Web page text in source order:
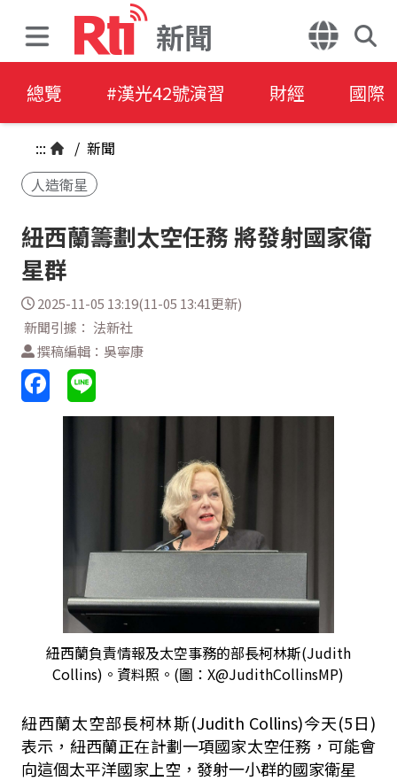
新聞
總覽 #漢光42號演習 財經 國際
::: / 新聞
人造衛星
紐西蘭籌劃太空任務 將發射國家衛
星群
2025-11-05 13:19(11-05 13:41更新)
新聞引據： 法新社
撰稿編輯：吳寧康
紐西蘭負責情報及太空事務的部長柯林斯(Judith
Collins)。資料照。(圖：X@JudithCollinsMP)
紐西蘭太空部長柯林斯(Judith Collins)今天(5日)
表示，紐西蘭正在計劃一項國家太空任務，可能會
向這個太平洋國家上空，發射一小群的國家衛星